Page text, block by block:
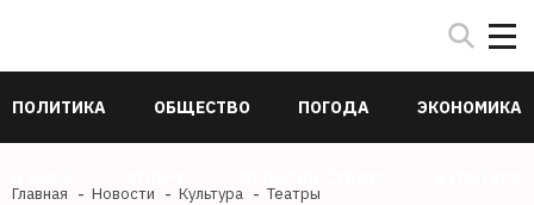
ПОЛИТИКА ОБЩЕСТВО ПОГОДА ЭКОНОМИКА
Главная Новости Культура Театры